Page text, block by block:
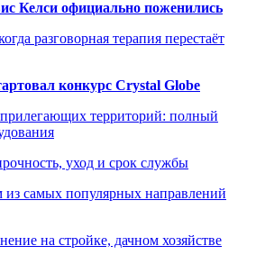
Келси официально поженились
разговорная терапия перестаёт
конкурс Crystal Globe
территорий: полный
уход и срок службы
из самых популярных направлений
на стройке, дачном хозяйстве